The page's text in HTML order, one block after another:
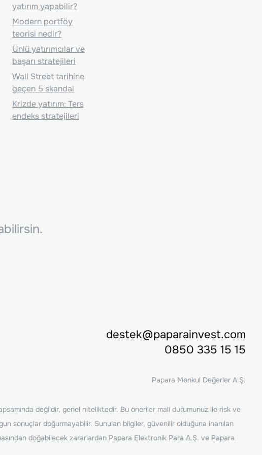
yatırım yapabilir?
Modern portföy
teorisi nedir?
Ünlü yatırımcılar ve
başarı stratejileri
Wall Street tarihine
geçen 5 skandal
Krizde yatırım: Ters
endeks stratejileri
destek@paparainvest.com
0850 335 15 15
Papara Menkul Değerler A.Ş.
değildir, genel niteliktedir. Bu öneriler mali durumunuz ile risk ve
sonuçlar doğurmayabilir. Sunulan bilgiler, güvenilir olduğuna inanılan
doğabilecek zararlardan Papara Elektronik Para A.Ş. ve Papara